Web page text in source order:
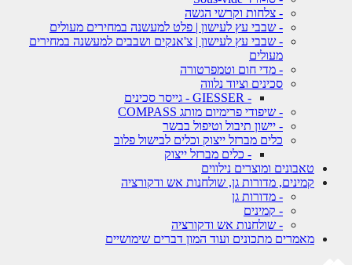
- צלחות וקרשי הגשה
- שבבי עץ לעישון | פלט למעשנה במחירים מעולים
- שבבי עץ לעישון | צ'אנקים ושבבים למעשנה במחירים
מעולים
- מדי חום וטמפרטורה
סכינים וציוד נלווה
- GIESSER - גייסר סכינים
- שיפודי פרימיום מותג COMPASS
- יישון תיבול וטיפול בבשר
כלים מברזל ייצוק וכלים לבישול פלוב
- כלים מברזל ייצוק
טאבונים ומוצרים נילווים
קמינים, מדורות גן, שולחנות אש ודקורציה
- מדורות גן
- קמינים
- שולחנות אש ודקורציה
מאמרים מתכונים ועוד המון דברים שימושיים